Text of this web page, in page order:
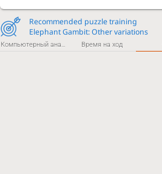
Компьютерный анализ Время на ход
Recommended puzzle training
Elephant Gambit: Other variations